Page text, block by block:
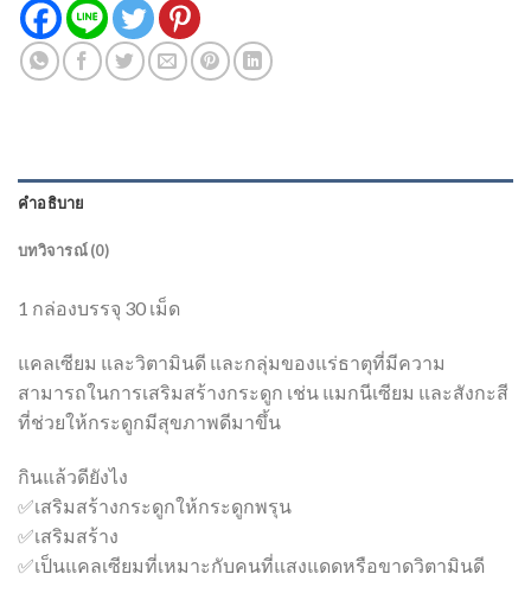
คำอธิบาย
บทวิจารณ์ (0)
1 กล่องบรรจุ 30 เม็ด
แคลเซียม และวิตามินดี และกลุ่มของแร่ธาตุที่มีความ
สามารถในการเสริมสร้างกระดูก เช่น แมกนีเซียม และสังกะสี
ที่ช่วยให้กระดูกมีสุขภาพดีมาขึ้น
กินแล้วดียังไง
✅เสริมสร้างกระดูกให้กระดูกพรุน
✅เสริมสร้าง
✅เป็นแคลเซียมที่เหมาะกับคนที่แสงแดดหรือขาดวิตามินดี